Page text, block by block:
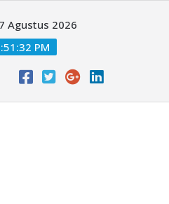
Agustus 2026
PM